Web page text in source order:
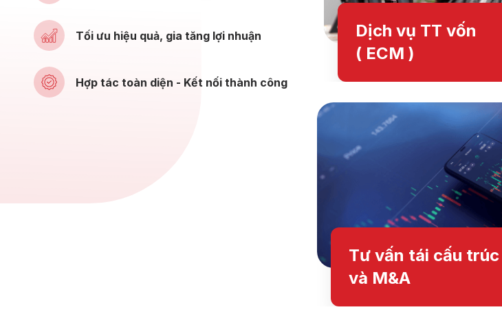
Tối ưu hiệu quả, gia tăng lợi nhuận
Hợp tác toàn diện - Kết nối thành công
Dịch vụ TT vốn
( ECM )
Tư vấn tái cấu trúc
và M&A